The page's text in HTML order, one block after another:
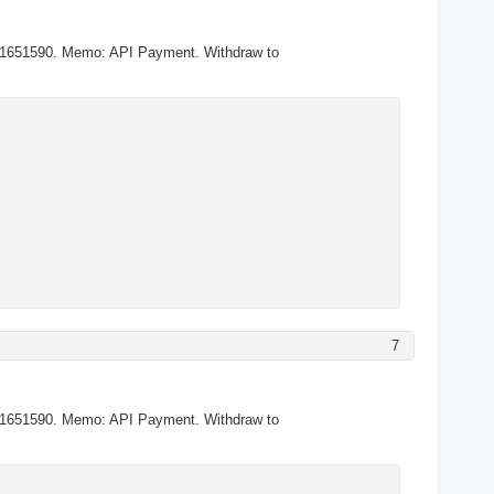
Memo: API Payment. Withdraw to
7
Memo: API Payment. Withdraw to